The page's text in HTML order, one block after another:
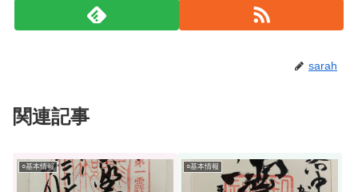
sarah
関連記事
○基本情報 ○基本情報